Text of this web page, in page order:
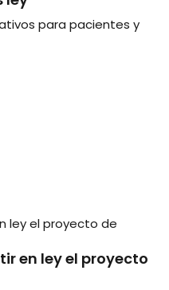
en ley el proyecto